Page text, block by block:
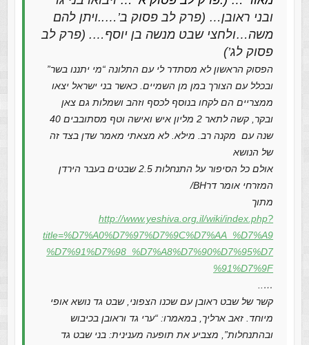
ובני ראובן… (פרק לב פסוק ב’…..ויתן להם
משה…ולחצי שבט מנשה בן יוסף…. (פרק לב
פסוק לג’)
הפסוק הראשון לא מסתדר לי עם התלונה “מי יתננו בשר”
ובכלל עם הצורך במן מן השמיים. כאשר בני ישראל יצאו
ממצריים הם לקחו בנוסף לכסף וזהב ושמלות גם צאן
ובקר, קשה לתאר 2 מליון איש ואישה וטף מסתובבים 40
שנה עם מקנה רב. מילא. לא מצאתי מאמר שדן בצד זה
של הנושא
אולם כל הסיפור על התנחלות 2.5 שבטים בעבר הירדן
המזרחי אומר דרBH/
מתוך
http://www.yeshiva.org.il/wiki/index.php?
title=%D7%A0%D7%97%D7%9C%D7%AA_%D7%A9
%D7%91%D7%98_%D7%A8%D7%90%D7%95%D7
%91%D7%9F
…..
קשר של שבט ראובן עם שכנו הצפוני, שבט גד נושא אופי
מיוחד. זאב ארליך, במאמרו: “ערי גד וראובן בכיבוש
ובהתנחלות”, מצביע את תופעה מענינית: בני שבט גד